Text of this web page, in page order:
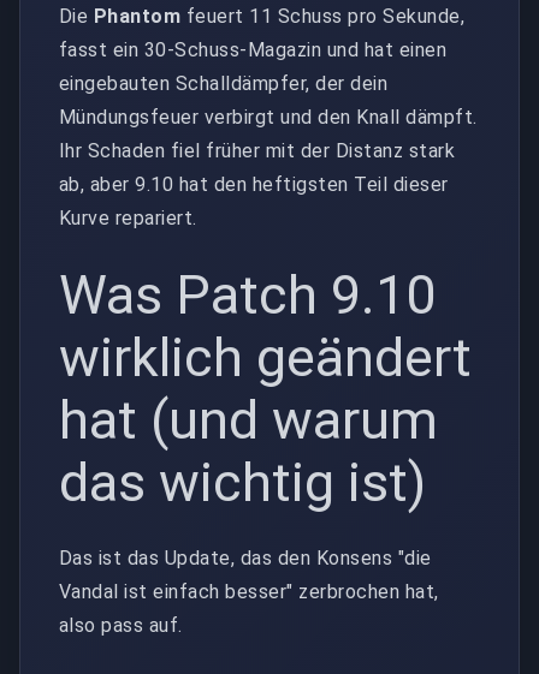
Die Phantom feuert 11 Schuss pro Sekunde,
fasst ein 30-Schuss-Magazin und hat einen
eingebauten Schalldämpfer, der dein
Mündungsfeuer verbirgt und den Knall dämpft.
Ihr Schaden fiel früher mit der Distanz stark
ab, aber 9.10 hat den heftigsten Teil dieser
Kurve repariert.
Was Patch 9.10
wirklich geändert
hat (und warum
das wichtig ist)
Das ist das Update, das den Konsens "die
Vandal ist einfach besser" zerbrochen hat,
also pass auf.